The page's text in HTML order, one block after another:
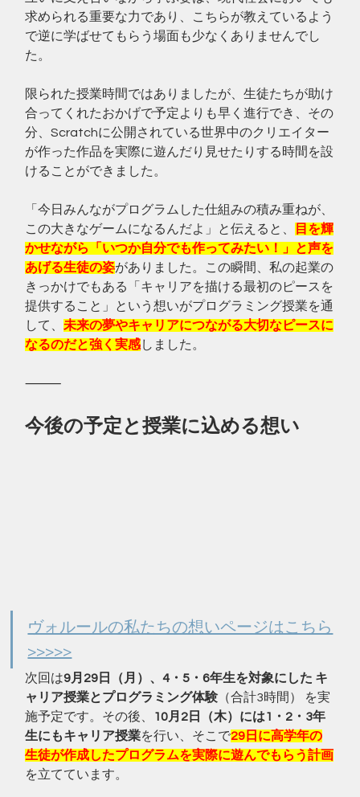
求められる重要な力であり、こちらが教えているよう
で逆に学ばせてもらう場面も少なくありませんでし
た。
限られた授業時間ではありましたが、生徒たちが助け
合ってくれたおかげで予定よりも早く進行でき、その
分、Scratchに公開されている世界中のクリエイター
が作った作品を実際に遊んだり見せたりする時間を設
けることができました。
「今日みんながプログラムした仕組みの積み重ねが、
この大きなゲームになるんだよ」と伝えると、
目を輝
かせながら「いつか自分でも作ってみたい！」と声を
あげる生徒の姿がありました。この瞬間、私の起業の
きっかけでもある「キャリアを描ける最初のピースを
提供すること」という想いがプログラミング授業を通
して、未来の夢やキャリアにつながる大切なピースに
なるのだと強く実感しました。
⸻
今後の予定と授業に込める想い
ヴォルールの私たちの想いページはこちら
>>>>>
次回は9月29日（月）、4・5・6年生を対象にした キ
ャリア授業とプログラミング体験 （合計3時間） を実
施予定です。その後、 10月2日（木）には1・2・3年
生にもキャリア授業を行い、そこで29日に高学年の
生徒が作成したプログラムを実際に遊んでもらう計画
を立てています。